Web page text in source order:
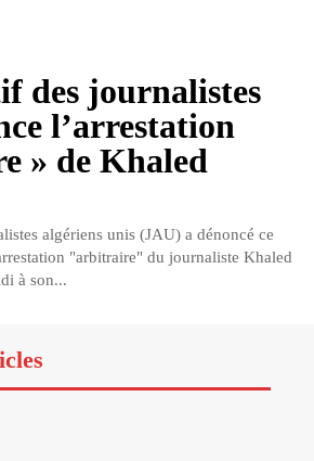
des journalistes
l’arrestation
» de Khaled
algériens unis (JAU) a dénoncé ce
"arbitraire" du journaliste Khaled
à son...